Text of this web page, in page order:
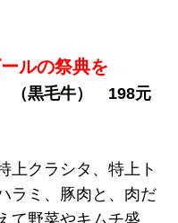
ルの祭典を
（黒毛牛） 198元
上クラシタ、特上ト
ラミ、豚肉と、肉だ